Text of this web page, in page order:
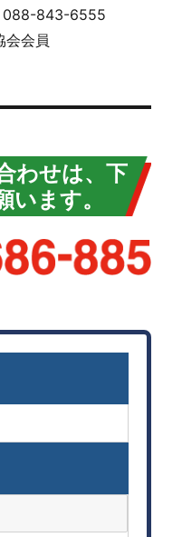
843-6555
会会員
わせは、下
います。